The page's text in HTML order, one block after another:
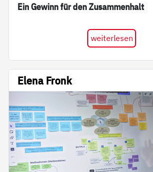
Ein Gewinn für den Zusammenhalt
weiterlesen
Elena Fronk